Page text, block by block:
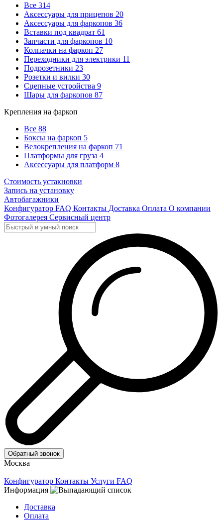
Все 314
Аксессуары для прицепов 20
Аксессуары для фаркопов 36
Вставки под квадрат 61
Запчасти для фаркопов 10
Колпачки на фаркоп 27
Переходники для электрики 11
Подрозетники 23
Розетки и вилки 30
Сцепные устройства 9
Шары для фаркопов 87
Крепления на фаркоп
Все 88
Боксы на фаркоп 5
Велокрепления на фаркоп 71
Платформы для груза 4
Аксессуары для платформ 8
Стоимость устакновки
Запись на установку
Автобагажники
Конфигуратор FAQ Контакты Доставка Оплата О компании
Фотогалерея Сервисный центр
Обратный звонок
Москва
Конфигуратор Контакты Услуги FAQ
Информация
Доставка
Оплата